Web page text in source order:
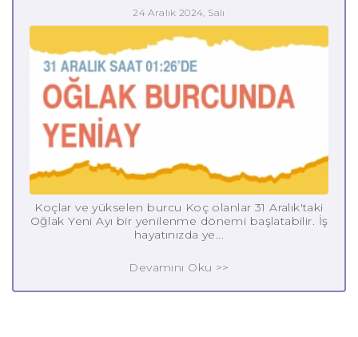
24 Aralık 2024, Salı
Koçlar ve yükselen burcu Koç olanlar 31 Aralık'taki
Oğlak Yeni Ayı bir yenilenme dönemi başlatabilir. İş
hayatınızda ye...
Devamını Oku >>